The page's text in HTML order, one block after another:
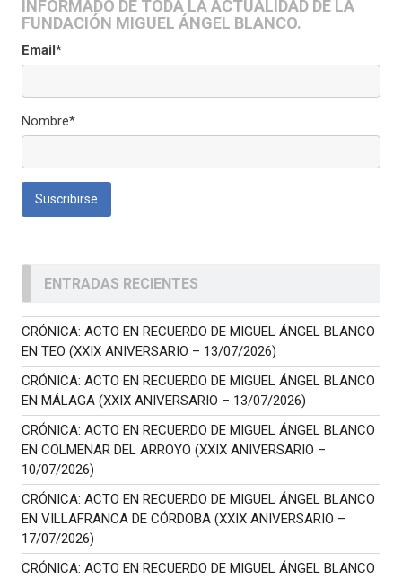
INFORMADO DE TODA LA ACTUALIDAD DE LA
FUNDACIÓN MIGUEL ÁNGEL BLANCO.
Email*
Nombre*
ENTRADAS RECIENTES
CRÓNICA: ACTO EN RECUERDO DE MIGUEL ÁNGEL BLANCO
EN TEO (XXIX ANIVERSARIO – 13/07/2026)
CRÓNICA: ACTO EN RECUERDO DE MIGUEL ÁNGEL BLANCO
EN MÁLAGA (XXIX ANIVERSARIO – 13/07/2026)
CRÓNICA: ACTO EN RECUERDO DE MIGUEL ÁNGEL BLANCO
EN COLMENAR DEL ARROYO (XXIX ANIVERSARIO –
10/07/2026)
CRÓNICA: ACTO EN RECUERDO DE MIGUEL ÁNGEL BLANCO
EN VILLAFRANCA DE CÓRDOBA (XXIX ANIVERSARIO –
17/07/2026)
CRÓNICA: ACTO EN RECUERDO DE MIGUEL ÁNGEL BLANCO